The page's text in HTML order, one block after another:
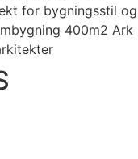
for bygningsstil og
400m2 Ark